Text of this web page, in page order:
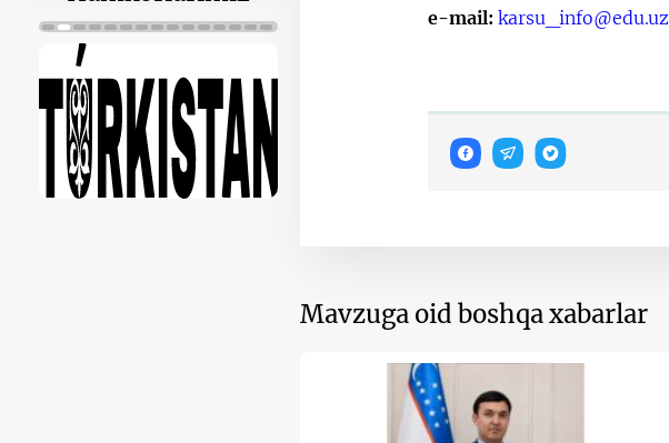
e-mail: karsu_info@edu.uz
Mavzuga oid boshqa xabarlar